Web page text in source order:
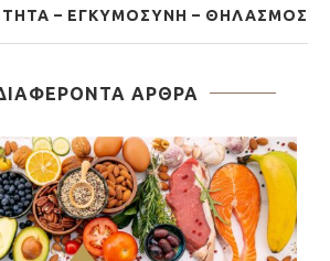
– ΕΓΚΥΜΟΣΎΝΗ – ΘΗΛΑΣΜΌΣ
ΆΡΘΡΑ